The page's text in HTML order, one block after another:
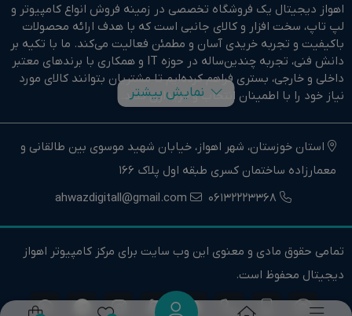
اهواز دیجیتال یک فروشگاه تخصصی در زمینه فروش انواع کامپیوتر و
لپ تاپ، سخت افزار و کالای جانبی است که با هدف ارائه محصولات
باکیفیت و تجربه خریدی آسان و مطمئن فعالیت می‌کند. ما با تکیه بر
دانش فنی، تجربه چندین‌ساله در حوزه IT و همکاری با برندهای معتبر
داخلی و خارجی، بستری فراهم کرده‌ایم تا مشتریان بتوانند کالای مورد
نیاز خود را با اطمینان انتخاب و خریداری کنند.
در وبسایت اهواز دیجیتال براحتی خرید آنلاین انجام دهید و در
کوتاهترین زمان ممکن کالای خود را تحویل بگیرید.
ما وارد کننده مستقیم انواع کامپیوتر،لپ تاپ و سخت افزار استوک و
اوپن باکس در جنوب غرب کشور هستیم.
خوزستان و جنوب غرب کشور است.
اهواز دیجیتال تنها یک فروشگاه نیست، بلکه یک مرجع تخصصی
کامپیوتر و لپ تاپ است. تیم مشاوره و پشتیبانی ما آماده راهنمایی
نمایش بیشتر
استان خوزستان، شهر اهواز، خیابان شهید موسوی بین طالقانی و
معمارزاده ساختمان کسری طبقه اول پلاک 166
06132223368
ahwazdigitall@gmail.com
تمامی حقوق مادی و معنوی این وب سایت برای مرکز کامپیوتر اهواز
دیجیتال محفوظ است.